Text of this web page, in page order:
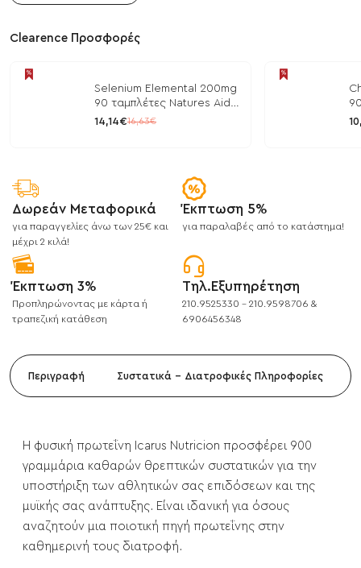
Clearence Προσφορές
Selenium Elemental 200mg
90 ταμπλέτες Natures Aid
/ Μέταλλα
14,14€16,63€
/
Δωρεάν Μεταφορικά
για παραγγελίες άνω των 25€ και
μέχρι 2 κιλά!
Έκπτωση 5%
για παραλαβές από το κατάστημα!
Έκπτωση 3%
Προπληρώνοντας με κάρτα ή
τραπεζική κατάθεση
Τηλ.Εξυπηρέτηση
210.9525330 - 210.9598706 &
6906456348
Περιγραφή Συστατικά - Διατροφικές Πληροφορίες
Η φυσική πρωτεΐνη Icarus Nutricion προσφέρει 900
γραμμάρια καθαρών θρεπτικών συστατικών για την
υποστήριξη των αθλητικών σας επιδόσεων και της
μυϊκής σας ανάπτυξης. Είναι ιδανική για όσους
αναζητούν μια ποιοτική πηγή πρωτεΐνης στην
καθημερινή τους διατροφή.